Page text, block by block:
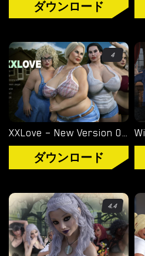
ダウンロード
4
XXLove – New Version 0.8 [CHAIXAS-GAMES]
ダウンロード
4.4